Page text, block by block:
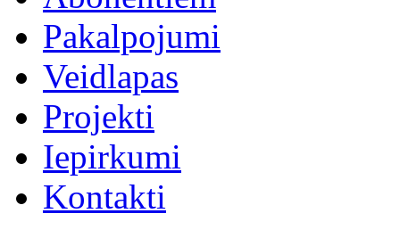
Pakalpojumi
Veidlapas
Projekti
Iepirkumi
Kontakti